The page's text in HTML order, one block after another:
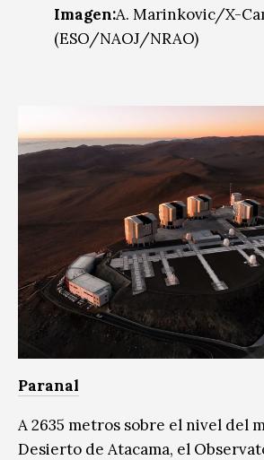
Imagen:A. Marinkovic/X-
(ESO/NAOJ/NRAO)
Paranal
A 2635 metros sobre el nivel del
Desierto de Atacama, el